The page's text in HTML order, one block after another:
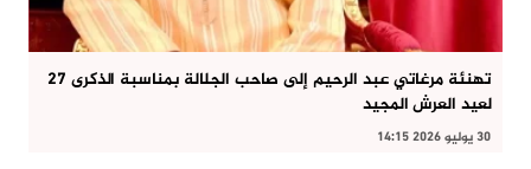
تهنئة مرغاتي عبد الرحيم إلى صاحب الجلالة بمناسبة الذكرى 27
لعيد العرش المجيد
30 يوليو 2026 14:15